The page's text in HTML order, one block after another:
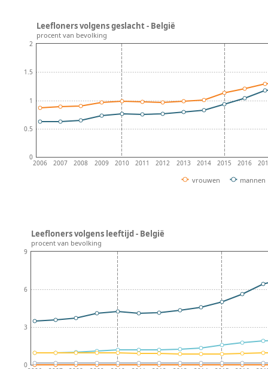
2006 2007 2008 2009 2010 2011 2012 2013 2014 2015 2016
0
0.5
1
1.5
2
vrouwen mannen
Leefloners volgens geslacht - België
procent van bevolking
0
3
6
9
Leefloners volgens leeftijd - België
procent van bevolking